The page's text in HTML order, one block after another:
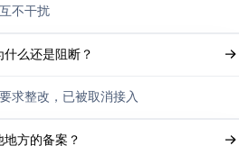
不干扰
么还是阻断？
求整改，已被取消接入
方的备案？